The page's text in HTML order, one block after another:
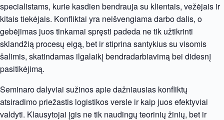
specialistams, kurie kasdien bendrauja su klientais, vežėjais ir
kitais tiekėjais. Konfliktai yra neišvengiama darbo dalis, o
gebėjimas juos tinkamai spręsti padeda ne tik užtikrinti
sklandžią procesų eigą, bet ir stiprina santykius su visomis
šalimis, skatindamas ilgalaikį bendradarbiavimą bei didesnį
pasitikėjimą.
Seminaro dalyviai sužinos apie dažniausias konfliktų
atsiradimo priežastis logistikos versle ir kaip juos efektyviai
valdyti. Klausytojai įgis ne tik naudingų teorinių žinių, bet ir